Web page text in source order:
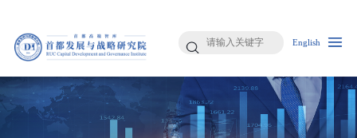
English